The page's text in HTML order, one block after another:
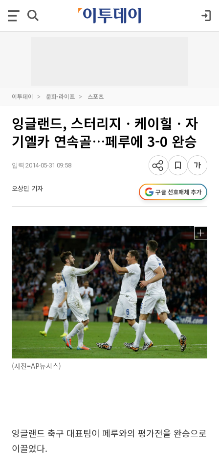
이투데이 문화·라이프 스포츠
잉글랜드, 스터리지ㆍ케이힐ㆍ자
기엘카 연속골…페루에 3-0 완승
입력 2014-05-31 09:58
오상민 기자 구글 선호매체 추가
(사진=AP뉴시스)
잉글랜드 축구 대표팀이 페루와의 평가전을 완승으로
이끌었다.